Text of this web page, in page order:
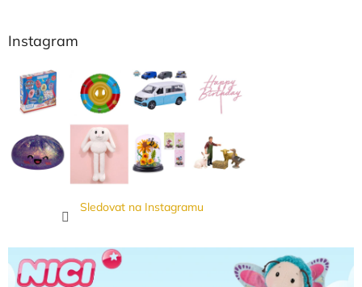
Instagram
Sledovat na Instagramu